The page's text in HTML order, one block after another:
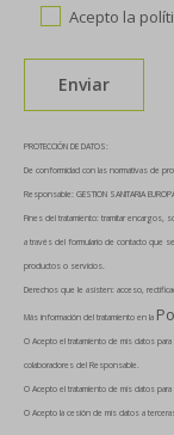
Acepto la
PROTECCIÓN DE DATOS:
De conformidad con las normativas de
Responsable: GESTION SANITARIA
Fines del tratamiento: tramitar encargos,
a través del formulario de contacto que
productos o servicios.
Derechos que le asisten: acceso,
Más información del tratamiento en la
O Acepto el tratamiento de mis datos
colaboradores del Responsable.
O Acepto el tratamiento de mis datos
O Acepto la cesión de mis datos a